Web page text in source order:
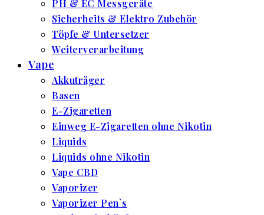
PH & EC Messgeräte
Sicherheits & Elektro Zubehör
Töpfe & Untersetzer
Weiterverarbeitung
Vape
Akkuträger
Basen
E-Zigaretten
Einweg E-Zigaretten ohne Nikotin
Liquids
Liquids ohne Nikotin
Vape CBD
Vaporizer
Vaporizer Pen`s